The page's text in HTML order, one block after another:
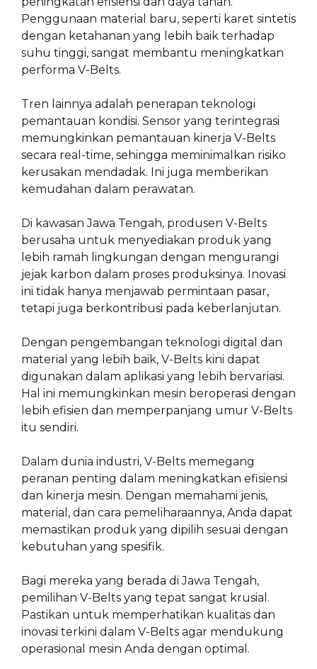
Penggunaan material baru, seperti karet sintetis
dengan ketahanan yang lebih baik terhadap
suhu tinggi, sangat membantu meningkatkan
performa V-Belts.
Tren lainnya adalah penerapan teknologi
pemantauan kondisi. Sensor yang terintegrasi
memungkinkan pemantauan kinerja V-Belts
secara real-time, sehingga meminimalkan risiko
kerusakan mendadak. Ini juga memberikan
kemudahan dalam perawatan.
Di kawasan Jawa Tengah, produsen V-Belts
berusaha untuk menyediakan produk yang
lebih ramah lingkungan dengan mengurangi
jejak karbon dalam proses produksinya. Inovasi
ini tidak hanya menjawab permintaan pasar,
tetapi juga berkontribusi pada keberlanjutan.
Dengan pengembangan teknologi digital dan
material yang lebih baik, V-Belts kini dapat
digunakan dalam aplikasi yang lebih bervariasi.
Hal ini memungkinkan mesin beroperasi dengan
lebih efisien dan memperpanjang umur V-Belts
itu sendiri.
Dalam dunia industri, V-Belts memegang
peranan penting dalam meningkatkan efisiensi
dan kinerja mesin. Dengan memahami jenis,
material, dan cara pemeliharaannya, Anda dapat
memastikan produk yang dipilih sesuai dengan
kebutuhan yang spesifik.
Bagi mereka yang berada di Jawa Tengah,
pemilihan V-Belts yang tepat sangat krusial.
Pastikan untuk memperhatikan kualitas dan
inovasi terkini dalam V-Belts agar mendukung
operasional mesin Anda dengan optimal.